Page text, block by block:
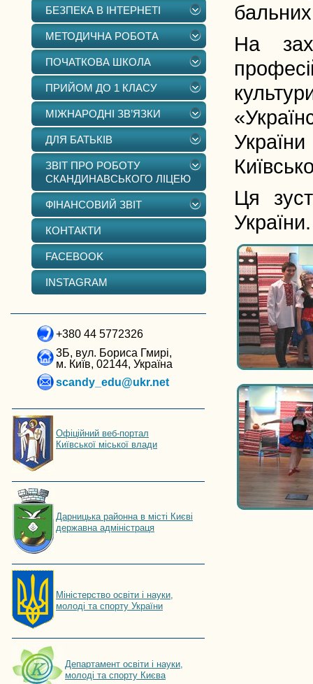
БЕЗПЕКА В ІНТЕРНЕТІ
МЕТОДИЧНА РОБОТА
ПОЧАТКОВА ШКОЛА
ПРИЙОМ ДО 1 КЛАСУ
МІЖНАРОДНІ ЗВ’ЯЗКИ
ДЛЯ БАТЬКІВ
ЗВІТ ПРО РОБОТУ
СКАНДИНАВСЬКОГО ЛІЦЕЮ
ФІНАНСОВИЙ ЗВІТ
КОНТАКТИ
FACEBOOK
INSTAGRAM
+380 44 5772326
3Б, вул. Бориса Гмирі,
м. Київ, 02144, Україна
scandy_edu@ukr.net
Офіційний веб-портал
Київської міської влади
Дарницька районна в місті Києві
державна адміністраця
Мiнiстерство освiти і науки,
молоді та спорту України
Департамент освіти і науки,
молоді та спорту Києва
На
Ця
України.